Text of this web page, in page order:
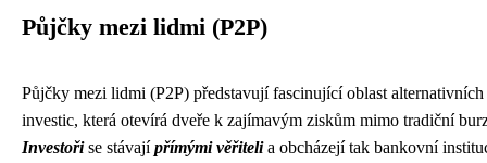
Půjčky mezi lidmi (P2P)
Půjčky mezi lidmi (P2P) představují fascinující oblast alternativních
investic, která otevírá dveře k zajímavým ziskům mimo tradiční
Investořise stávajípřímými věřitelia obcházejí tak bankovní